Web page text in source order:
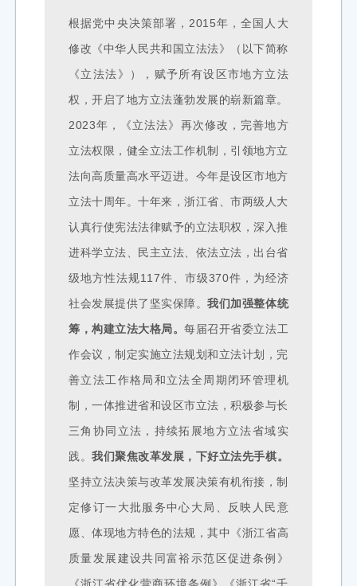
根据党中央决策部署，2015年，全国人大
修改《中华人民共和国立法法》（以下简称
《立法法》），赋予所有设区市地方立法
权，开启了地方立法蓬勃发展的崭新篇章。
2023年，《立法法》再次修改，完善地方
立法权限，健全立法工作机制，引领地方立
法向高质量高水平迈进。今年是设区市地方
立法十周年。十年来，浙江省、市两级人大
认真行使宪法法律赋予的立法职权，深入推
进科学立法、民主立法、依法立法，出台省
级地方性法规117件、市级370件，为经济
社会发展提供了坚实保障。我们加强整体统
筹，构建立法大格局。每届召开省委立法工
作会议，制定实施立法规划和立法计划，完
善立法工作格局和立法全周期闭环管理机
制，一体推进省和设区市立法，积极参与长
三角协同立法，持续拓展地方立法省域实
践。我们聚焦改革发展，下好立法先手棋。
坚持立法决策与改革发展决策有机衔接，制
定修订一大批服务中心大局、反映人民意
愿、体现地方特色的法规，其中
《浙江省高
质量发展建设共同富裕示范区促进条例》